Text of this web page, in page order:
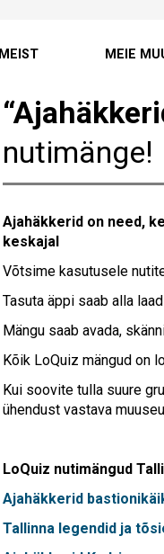
MEIST MEIE
nutimänge!
Ajahäkkerid on need,
keskajal
Võtsime kasutusele
Tasuta äppi saab alla
Mängu saab avada,
Kõik LoQuiz mängud on
Kui soovite tulla suure
ühendust vastava
LoQuiz nutimängud
Ajahäkkerid
Tallinna legendid ja